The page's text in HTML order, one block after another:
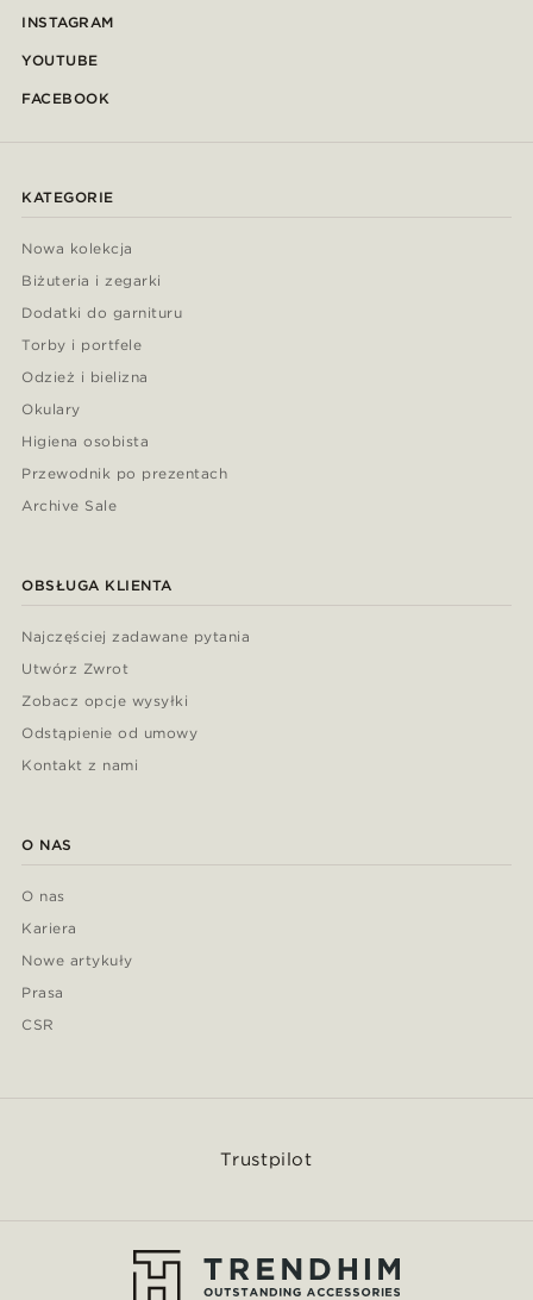
INSTAGRAM
YOUTUBE
FACEBOOK
KATEGORIE
Nowa kolekcja
Biżuteria i zegarki
Dodatki do garnituru
Torby i portfele
Odzież i bielizna
Okulary
Higiena osobista
Przewodnik po prezentach
Archive Sale
OBSŁUGA KLIENTA
Najczęściej zadawane pytania
Utwórz Zwrot
Zobacz opcje wysyłki
Odstąpienie od umowy
Kontakt z nami
O NAS
O nas
Kariera
Nowe artykuły
Prasa
CSR
Trustpilot